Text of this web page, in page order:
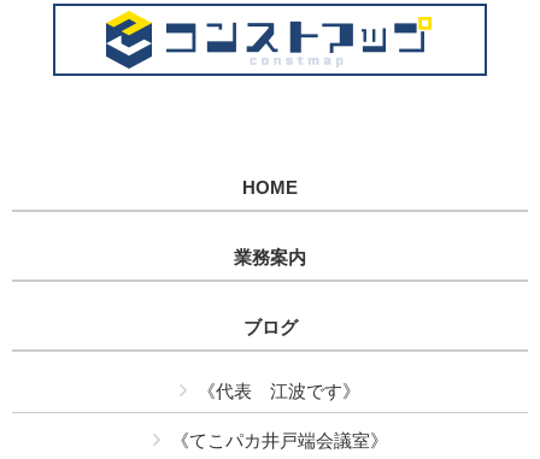
HOME
業務案内
ブログ
《代表 江波です》
《てこパカ井戸端会議室》